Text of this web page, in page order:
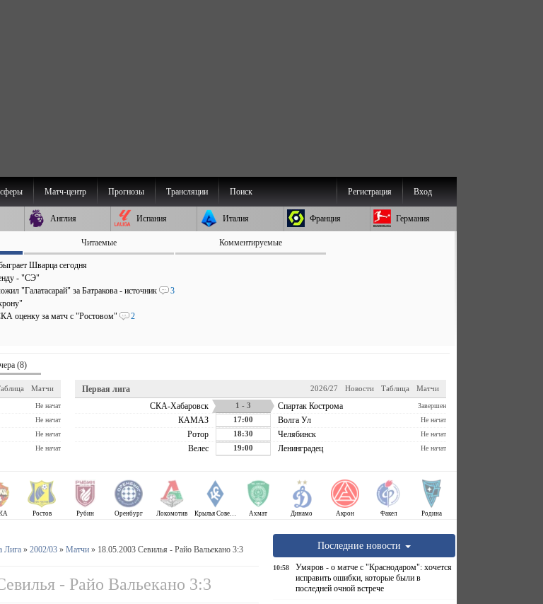
Матч-центр Прогнозы Трансляции Поиск Вход
Регистрация
Англия Испания Италия Франция Германия
Читаемые Комментируемые
Шварца сегодня
- "СЭ"
"Галатасарай" за Батракова - источник
3
оценку за матч с "Ростовом"
2
(8)
Матчи
Не начат
Не начат
Не начат
Не начат
Первая лига Матчи
Таблица
Новости
2026/27
СКА-Хабаровск 1 - 3 Спартак Кострома Завершен
КАМАЗ 17:00 Волга Ул Не начат
Ротор 18:30 Челябинск Не начат
Велес 19:00 Ленинградец Не начат
Ростов Рубин Оренбург Локомотив Крылья Советов Ахмат Динамо Акрон Факел Родина
Лига» 2002/03» Матчи» 18.05.2003 Севилья - Райо Вальекано 3:3
- Райо Вальекано 3:3
Последние новости
10:58
Умяров - о матче с "Краснодаром": хочется
исправить ошибки, которые были в
последней очной встрече